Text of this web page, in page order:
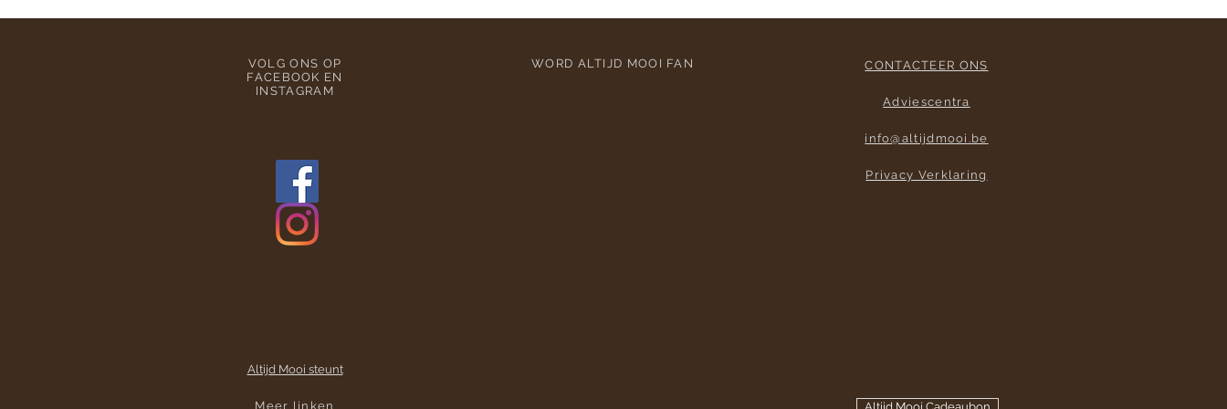
VOLG ONS OP
FACEBOOK EN
INSTAGRAM
WORD ALTIJD MOOI FAN CONTACTEER ONS
Adviescentra
info@altijdmooi.be
Privacy Verklaring
Altijd Mooi steunt
Meer linken